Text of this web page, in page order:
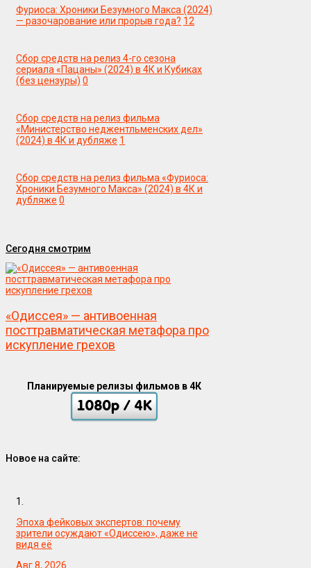
Фуриоса: Хроники Безумного Макса (2024)
— разочарование или прорыв года? 12
Сбор средств на релиз 4-го сезона
сериала «Пацаны» (2024) в 4К и Кубиках
(без цензуры) 0
Сбор средств на релиз фильма
«Министерство неджентльменских дел»
(2024) в 4К и дубляже 1
Сбор средств на релиз фильма «Фуриоса:
Хроники Безумного Макса» (2024) в 4К и
дубляже 0
Сегодня смотрим
«Одиссея» — антивоенная
посттравматическая метафора про
искупление грехов
Планируемые релизы фильмов в 4К
Новое на сайте:
1.
Эпоха фейковых экспертов: почему
зрители осуждают «Одиссею», даже не
видя её
Авг 8, 2026